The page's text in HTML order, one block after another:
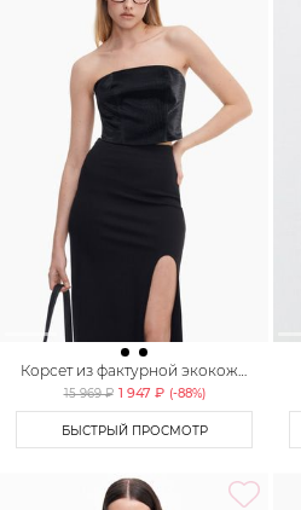
Корсет из фактурной экокожи
TOPTOP
15 969 ₽ 1 947 ₽ (-88%)
БЫСТРЫЙ ПРОСМОТР